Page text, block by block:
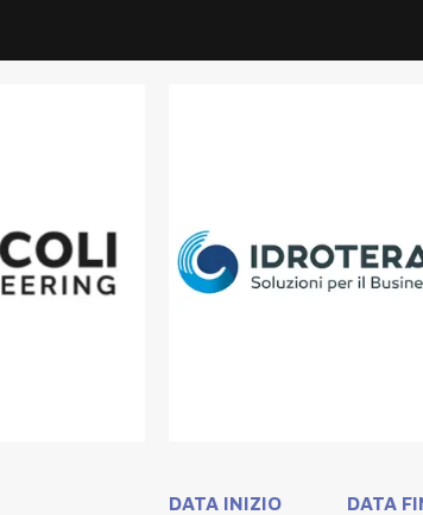
DATA INIZIO
DATA